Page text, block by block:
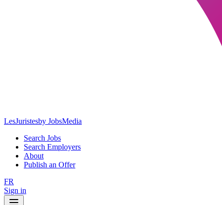
LesJuristesby JobsMedia
Search Jobs
Search Employers
About
Publish an Offer
FR
Sign in